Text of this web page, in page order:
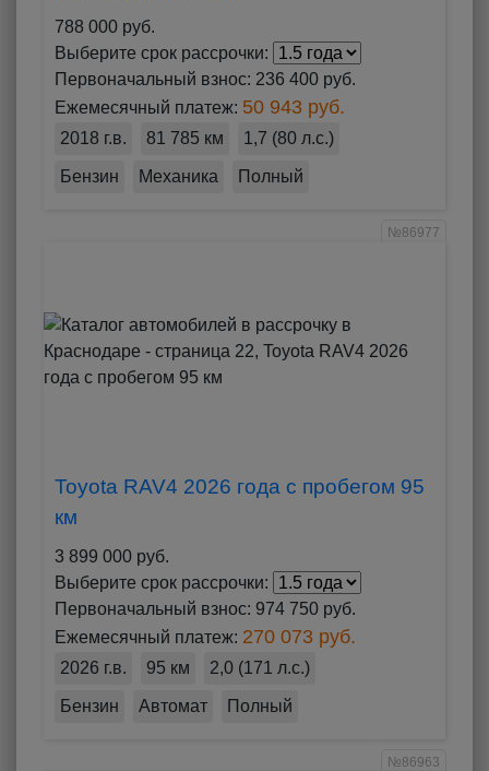
788 000 руб.
Выберите срок рассрочки:
Первоначальный взнос: 236 400 руб.
Ежемесячный платеж: 50 943 руб.
2018 г.в. 81 785 км 1,7 (80 л.с.)
Бензин Механика Полный
№86977
Toyota RAV4 2026 года с пробегом 95
км
3 899 000 руб.
Выберите срок рассрочки:
Первоначальный взнос: 974 750 руб.
Ежемесячный платеж: 270 073 руб.
2026 г.в. 95 км 2,0 (171 л.с.)
Бензин Автомат Полный
№86963